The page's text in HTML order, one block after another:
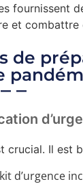
fournissent
et combattre
de
crucial. Il est
d’urgence